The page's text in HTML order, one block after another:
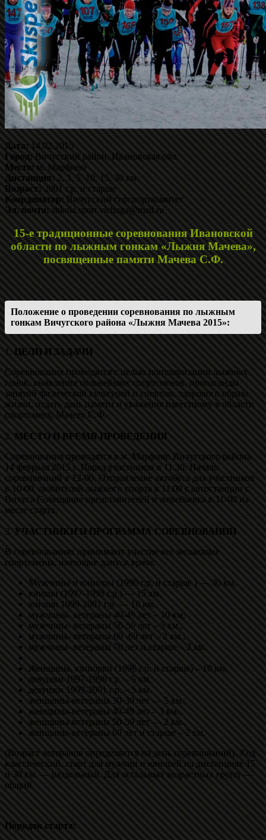
Дата:14.02.2015
Город:Вичугский район, Ивановская обл.
Место:м. Марфино
Дистанция:2, 3, 5, 10, 15, 30 км.
Возраст:2001 г.р. и старше
Координатор:Вичугский горспорткомитет
Эл. почта:shkola.sport.vichuga@mail.ru
15-е традиционные соревнования Ивановской
области по лыжным гонкам «Лыжня Мачева»,
посвященные памяти Мачева С.Ф.
Положение о проведении соревнования по лыжным
гонкам Вичугского района «Лыжня Мачева 2015»:
1. ЦЕЛИ И ЗАДАЧИ
Соревнования проводятся с целью популяризации лыжных
гонок, выявления сильнейших спортсменов, пропаганды
занятий физической культурой и спортом, здорового образа
жизни, отдать дань памяти и уважения известному в области
спортсмену, Мачеву С.Ф.
2.МЕСТО И ВРЕМЯ ПРОВЕДЕНИЯ
Соревнования проводятся в м. Марфино Вичугского района
14 февраля 2015 г. Парад участников в 11.30. Начало
соревнований в 12-00. Отправление автобуса для участников
в 10-00, любителей лыжного спорта в 11.00 с автостанции г.
Вичуга Совещание представителей и жеребьевка в 11-00 на
месте старта.
3.УЧАСТНИКИ И ПРОГРАММА СОРЕВНОВАНИЙ
В соревнованиях принимают участие все желающие
спортсмены, имеющие допуск врача.
Мужчины и юниоры (1996 г.р. и старше ) — 30 км,
юноши (1997-1998 г.р.) — 15 км,
юноши 1999-2001 г.р. — 10 км.
мужчины- ветераны 40-49 лет – 10 км;
мужчины- ветераны 50-59 лет – 5 км.,
мужчины- ветераны 60 -69 лет – 2 км.;
мужчины- ветераны 70 лет и старше – 2 км.
Женщины, юниорки (1996 г.р. и старше) – 10 км,
девушки 1997-1998 г.р. – 5 км,
девушки 1999-2001 г.р. – 5 км.
женщины-ветераны 30-39 лет — 5 км.;
женщины-ветераны 40-49 лет – 3 км.,
женщины-ветераны 50-59 лет — 2 км.,
женщины-ветераны 60 лет и старше – 2 км.
(Возраст ветеранов определяется на день соревнований). Ход
классический, старт для мужчин и юношей на дистанциях 15
и 30 км. — раздельный. Для остальных возрастных групп —
общий.
Порядок старта: